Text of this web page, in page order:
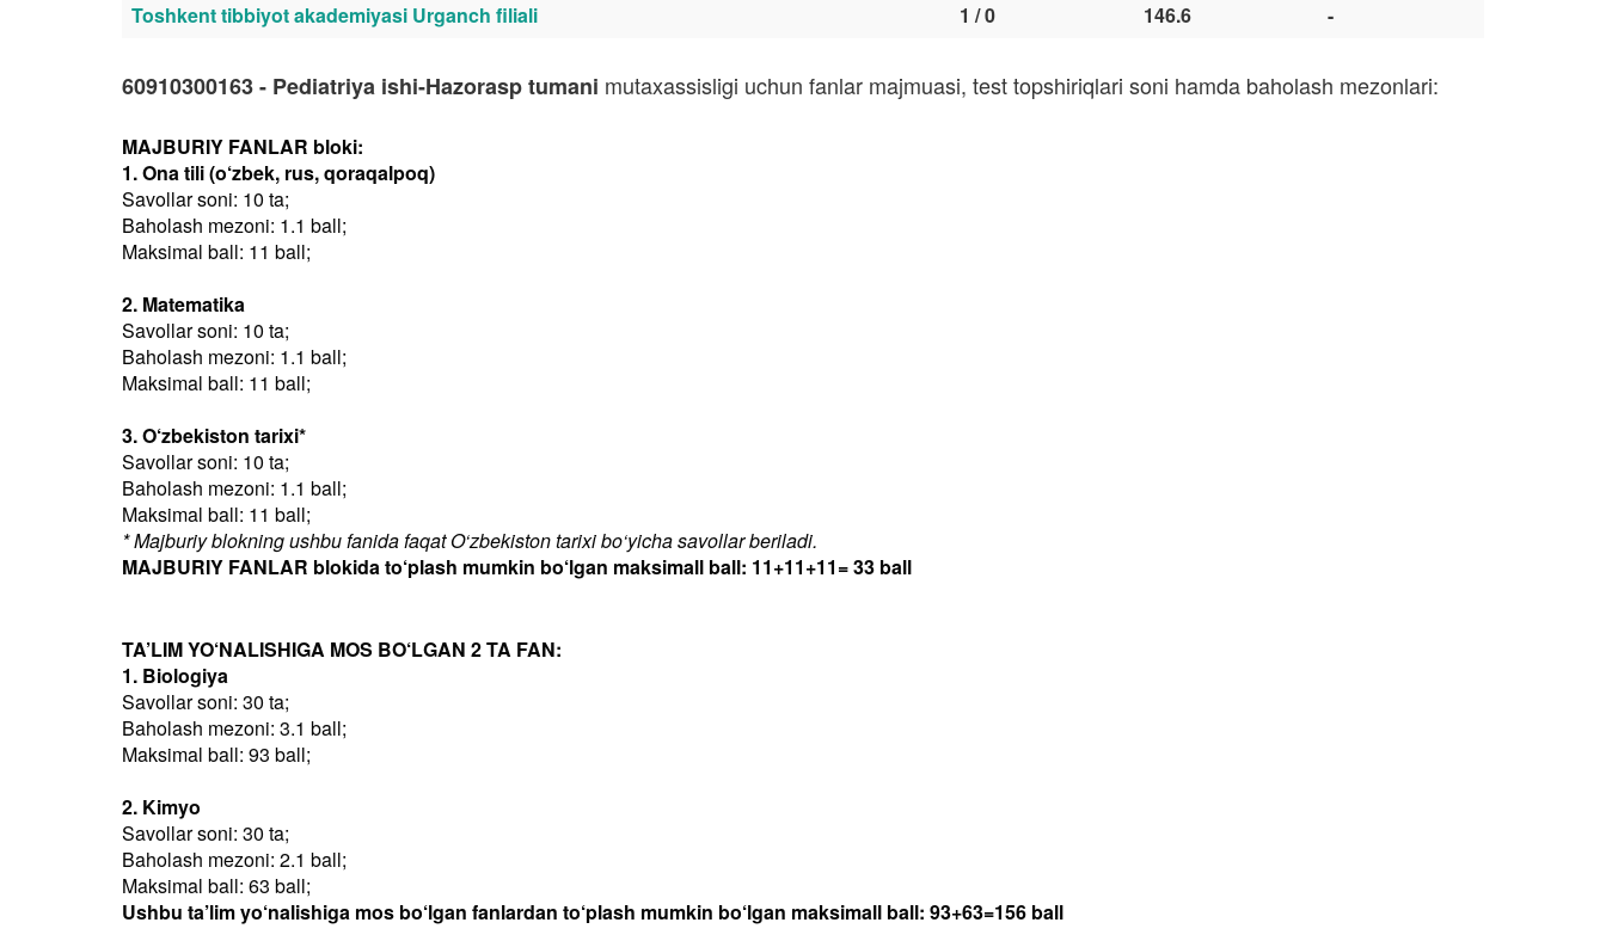
Toshkent tibbiyot akademiyasi Urganch filiali 1 / 0 146.6 -
60910300163 - Pediatriya ishi-Hazorasp tumani mutaxassisligi uchun fanlar majmuasi, test topshiriqlari soni hamda baholash mezonlari:
MAJBURIY FANLAR bloki:
1. Ona tili (o‘zbek, rus, qoraqalpoq)
Savollar soni: 10 ta;
Baholash mezoni: 1.1 ball;
Maksimal ball: 11 ball;
2. Matematika
Savollar soni: 10 ta;
Baholash mezoni: 1.1 ball;
Maksimal ball: 11 ball;
3. O‘zbekiston tarixi*
Savollar soni: 10 ta;
Baholash mezoni: 1.1 ball;
Maksimal ball: 11 ball;
* Majburiy blokning ushbu fanida faqat O‘zbekiston tarixi bo‘yicha savollar beriladi.
MAJBURIY FANLAR blokida to‘plash mumkin bo‘lgan maksimall ball: 11+11+11= 33 ball
TA’LIM YO‘NALISHIGA MOS BO‘LGAN 2 TA FAN:
1. Biologiya
Savollar soni: 30 ta;
Baholash mezoni: 3.1 ball;
Maksimal ball: 93 ball;
2. Kimyo
Savollar soni: 30 ta;
Baholash mezoni: 2.1 ball;
Maksimal ball: 63 ball;
Ushbu ta’lim yo‘nalishiga mos bo‘lgan fanlardan to‘plash mumkin bo‘lgan maksimall ball: 93+63=156 ball